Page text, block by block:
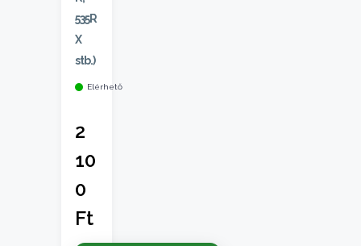
535R
X
stb.)
Elérhető
2
10
0
Ft